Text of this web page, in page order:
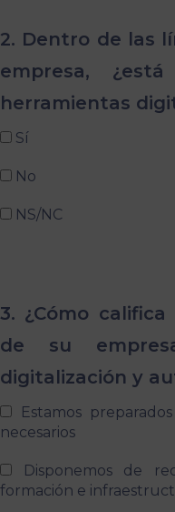
2. Dentro de las
empresa,
herramientas
Sí
No
NS/NC
3. ¿Cómo
de su
digitalización y
Estamos
necesarios
Disponemos de
formación e